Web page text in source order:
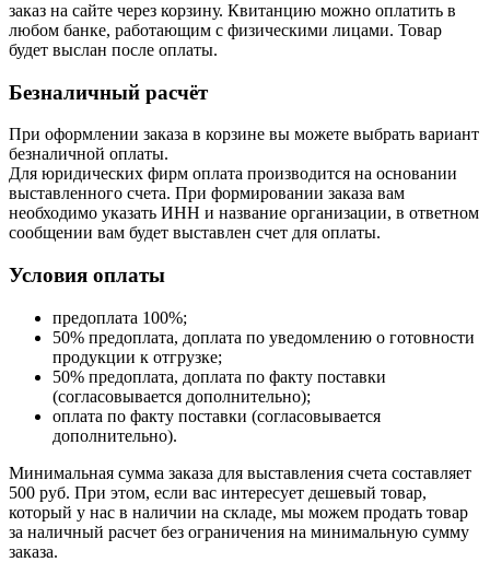
заказ на сайте через корзину. Квитанцию можно оплатить в
любом банке, работающим с физическими лицами. Товар
будет выслан после оплаты.
Безналичный расчёт
При оформлении заказа в корзине вы можете выбрать вариант
безналичной оплаты.
Для юридических фирм оплата производится на основании
выставленного счета. При формировании заказа вам
необходимо указать ИНН и название организации, в ответном
сообщении вам будет выставлен счет для оплаты.
Условия оплаты
предоплата 100%;
50% предоплата, доплата по уведомлению о готовности
продукции к отгрузке;
50% предоплата, доплата по факту поставки
(согласовывается дополнительно);
оплата по факту поставки (согласовывается
дополнительно).
Минимальная сумма заказа для выставления счета составляет
500 руб. При этом, если вас интересует дешевый товар,
который у нас в наличии на складе, мы можем продать товар
за наличный расчет без ограничения на минимальную сумму
заказа.